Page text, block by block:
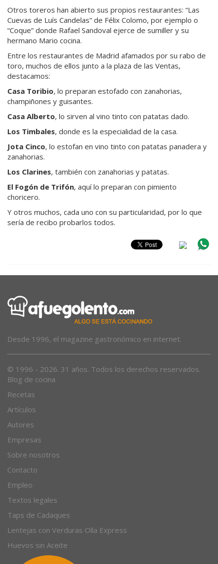
Otros toreros han abierto sus propios restaurantes: “Las
Cuevas de Luís Candelas” de Félix Colomo, por ejemplo o
“Coque” donde Rafael Sandoval ejerce de sumiller y su
hermano Mario cocina.
Entre los restaurantes de Madrid afamados por su rabo de
toro, muchos de ellos junto a la plaza de las Ventas,
destacamos:
Casa Toribio, lo preparan estofado con zanahorias,
champiñones y guisantes.
Casa Alberto, lo sirven al vino tinto con patatas dado.
Los Timbales, donde es la especialidad de la casa.
Jota Cinco, lo estofan en vino tinto con patatas panadera y
zanahorias.
Los Clarines, también con zanahorias y patatas.
El Fogón de Trifón, aquí lo preparan con pimiento
choricero.
Y otros muchos, cada uno con su particularidad, por lo que
sería de recibo probarlos todos.
Desde 1996, el magazine gastronómico en internet.
© 1996 - 2026. 31 años. Todos los derechos reservados.
Blog de cocina
Recetas
Artículos
Autores
Empresas
Sobre nosotros
Contacto
Empleo
Textos legales
Taps de Cadaques
Lentejas con Verduras Olla Express
Huevos sin Aceite